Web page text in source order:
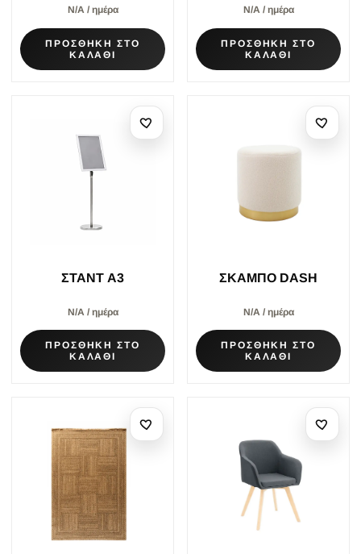
Ν/Α / ημέρα
ΠΡΟΣΘΗΚΗ ΣΤΟ
ΚΑΛΑΘΙ
Ν/Α / ημέρα
ΠΡΟΣΘΗΚΗ ΣΤΟ
ΚΑΛΑΘΙ
ΣΤΑΝΤ A3
Ν/Α / ημέρα
ΠΡΟΣΘΗΚΗ ΣΤΟ
ΚΑΛΑΘΙ
ΣΚΑΜΠΟ DASH
Ν/Α / ημέρα
ΠΡΟΣΘΗΚΗ ΣΤΟ
ΚΑΛΑΘΙ